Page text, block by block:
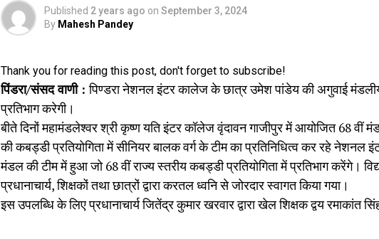
Published 2 years ago on September 3, 2024
By Mahesh Pandey
Thank you for reading this post, don't forget to subscribe!
पिंडरा/संसद वाणी :पिण्डरा नेशनल इंटर कालेज के छात्र उमेश पांडेय की अगुवाई मंडलीय
प्रतिभाग करेगी।
बीते दिनों महामंडलेश्वर श्री कृष्ण यति इंटर कॉलेज वृंदावन गाजीपुर में आयोजित 68 वीं
की कबड्डी प्रतियोगिता में सीनियर बालक वर्ग के टीम का प्रतिनिधित्व कर रहे
मंडल की टीम में हुआ जो 68 वीं राज्य स्तरीय कबड्डी प्रतियोगिता में प्रतिभाग करेंगे।
प्रधानाचार्य, शिक्षकों तथा छात्रों द्वारा करतल ध्वनि से जोरदार स्वागत किया गया।
इस उपलब्धि के लिए प्रधानाचार्य जितेंद्र कुमार खरवार द्वारा खेल शिक्षक द्वय रमाकांत